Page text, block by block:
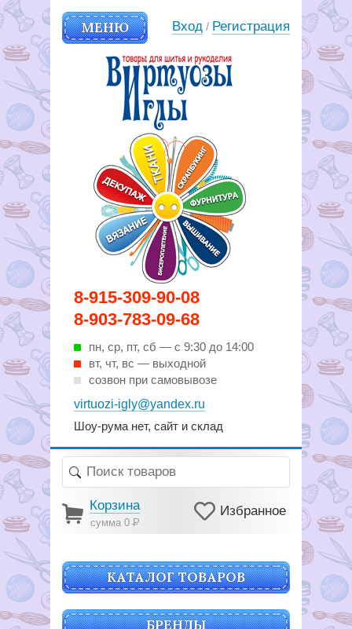
8-915-309-90-08
8-903-783-09-68
пн, ср, пт, cб — с 9:30 до 14:00
вт, чт, вс — выходной
созвон при самовывозе
virtuozi-igly@yandex.ru
Шоу-рума нет, сайт и склад
МЕНЮ
Вирутозы иглы. Товары для
шитья и рукоделья
Вход / Регистрация
Корзина
сумма 0Р
Избранное
КАТАЛОГ ТОВАРОВ
БРЕНДЫ